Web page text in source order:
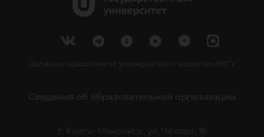
Делитесь новостями об университете с хештегом #ЮГУ
Сведения об образовательной организации
г. Ханты-Мансийск, ул. Чехова, 16